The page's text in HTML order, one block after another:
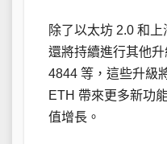
除了以太坊 2.0 和
還將持續進行其他
4844 等，這些升級
ETH 帶來更多新功
值增長。